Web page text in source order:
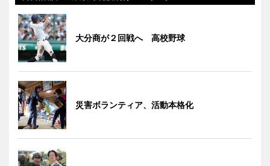
大分商が２回戦へ 高校野球
災害ボランティア、活動本格化